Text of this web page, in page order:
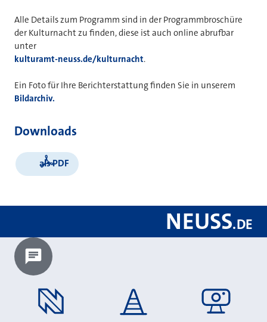
Alle Details zum Programm sind in der Programmbroschüre
der Kulturnacht zu finden, diese ist auch online abrufbar
unter
kulturamt-neuss.de/kulturnacht.
Ein Foto für Ihre Berichterstattung finden Sie in unserem
Bildarchiv.
Downloads
als PDF
NEUSS.DE
Chatbot laden?